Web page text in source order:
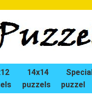
14x14
puzzels
puzzel